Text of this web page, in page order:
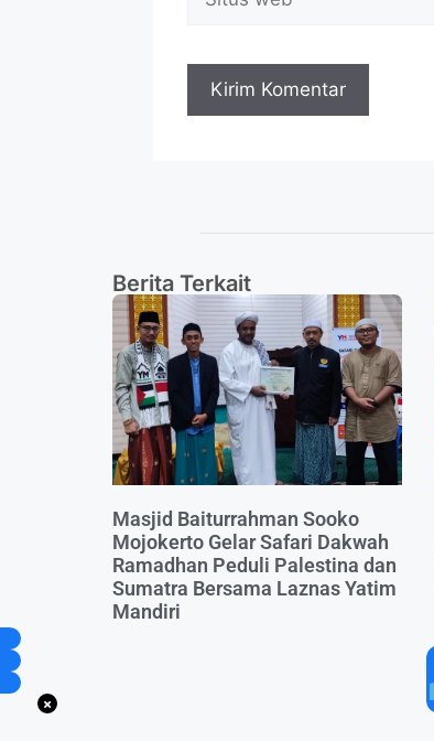
Berita Terkait
Masjid Baiturrahman Sooko
Mojokerto Gelar Safari Dakwah
Ramadhan Peduli Palestina dan
Sumatra Bersama Laznas Yatim
Mandiri